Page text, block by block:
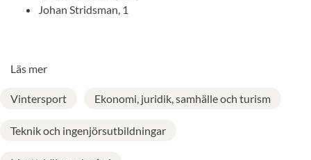
Johan Stridsman, 1
Läs mer
Vintersport Ekonomi, juridik, samhälle och turism
Teknik och ingenjörsutbildningar